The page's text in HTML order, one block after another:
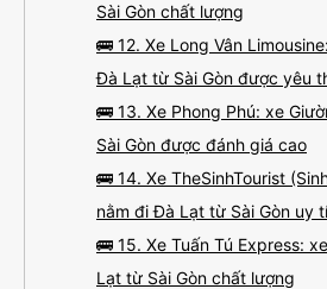
Sài Gòn chất lượng
🚌 12. Xe Long Vân
Đà Lạt từ Sài Gòn được yêu
🚌 13. Xe Phong Phú: xe
Sài Gòn được đánh giá cao
🚌 14. Xe TheSinhTourist
nằm đi Đà Lạt từ Sài Gòn uy
🚌 15. Xe Tuấn Tú Express:
Lạt từ Sài Gòn chất lượng